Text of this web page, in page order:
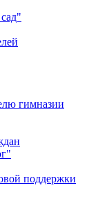
гимназии
поддержки